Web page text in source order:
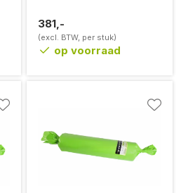
381,-
(excl. BTW, per stuk)
op voorraad